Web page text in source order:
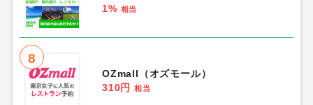
1% 相当
8
OZmall（オズモール）
310円
相当